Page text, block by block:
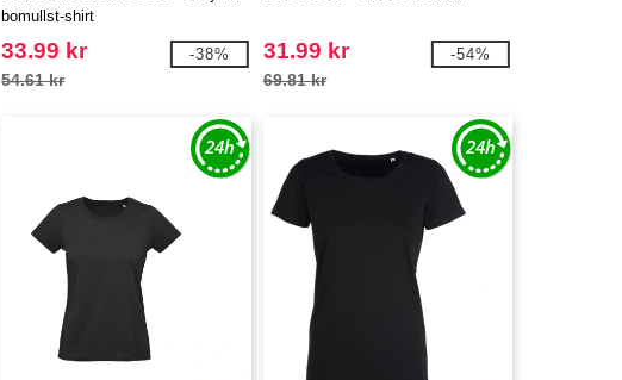
bomullst-shirt
33.99 kr
54.61 kr
-38% 31.99 kr
69.81 kr
-54%